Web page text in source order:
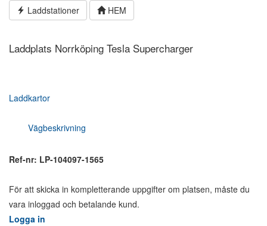
Hoppa Laddstationer HEM
Laddplats Norrköping Tesla Supercharger
Laddkartor
Vägbeskrivning
Ref-nr: LP-104097-1565
För att skicka in kompletterande uppgifter om platsen, måste du
vara inloggad och betalande kund.
Logga in